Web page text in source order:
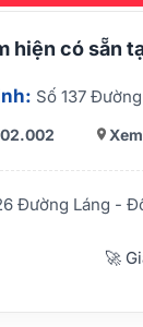
hiện có sẵn
Số 137
Đường Láng -
🚀